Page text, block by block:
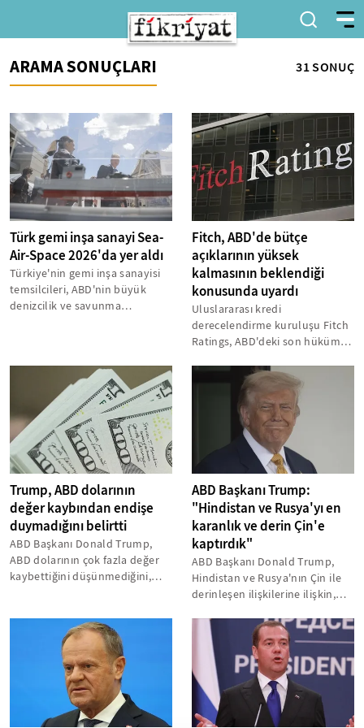
ARAMA SONUÇLARI 31 SONUÇ
Türk gemi inşa sanayi Sea-
Air-Space 2026'da yer aldı
Türkiye'nin gemi inşa sanayisi
temsilcileri, ABD'nin büyük
denizcilik ve savunma
Fitch, ABD'de bütçe
açıklarının yüksek
kalmasının beklendiği
konusunda uyardı
Uluslararası kredi
derecelendirme kuruluşu Fitch
Ratings, ABD'deki son hükümet
siyasi kutuplaşma...
Trump, ABD dolarının
değer kaybından endişe
duymadığını belirtti
ABD Başkanı Donald Trump,
ABD dolarının çok fazla değer
kaybettiğini düşünmediğini,
ABD Başkanı Trump:
"Hindistan ve Rusya'yı en
karanlık ve derin Çin'e
kaptırdık"
ABD Başkanı Donald Trump,
Hindistan ve Rusya'nın Çin ile
derinleşen ilişkilerine ilişkin,